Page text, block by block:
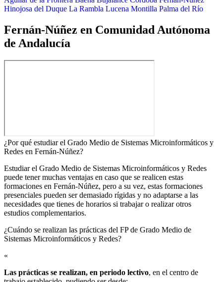
Hinojosa del Duque La Rambla Lucena Montilla Palma del Río
Fernán-Núñez en Comunidad Autónoma
de Andalucía
¿Por qué estudiar el Grado Medio de Sistemas Microinformáticos y
Redes en Fernán-Núñez?
Estudiar el Grado Medio de Sistemas Microinformáticos y Redes
puede tener muchas ventajas en caso que se realicen estas
formaciones en Fernán-Núñez, pero a su vez, estas formaciones
presenciales pueden ser demasiado rígidas y no adaptarse a las
necesidades que tienes de horarios si trabajar o realizar otros
estudios complementarios.
¿Cuándo se realizan las prácticas del FP de Grado Medio de
Sistemas Microinformáticos y Redes?​
«
Las prácticas se realizan, en periodo lectivo, en el centro de